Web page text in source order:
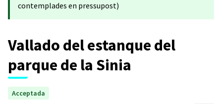
contemplades en pressupost)
Vallado del estanque del
parque de la Sinia
Acceptada